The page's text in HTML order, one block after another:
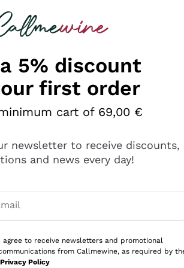
un ampio range di prezzo. Le
5% discount
first order
cart of 69,00 €
newsletter to receive discounts,
and news every day!
agree to receive newsletters and promotional
from Callmewine, as required by
Privacy Policy